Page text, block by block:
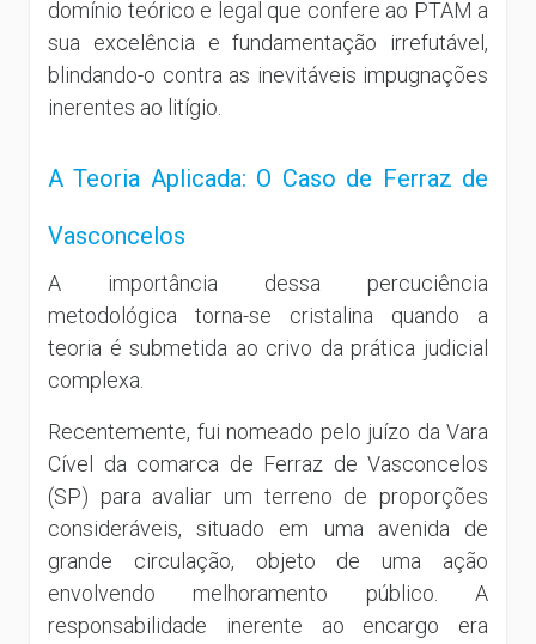
domínio teórico e legal que confere ao PTAM a
sua excelência e fundamentação irrefutável,
blindando-o contra as inevitáveis impugnações
inerentes ao litígio.
A Teoria Aplicada: O Caso de Ferraz de
Vasconcelos
A importância dessa percuciência
metodológica torna-se cristalina quando a
teoria é submetida ao crivo da prática judicial
complexa.
Recentemente, fui nomeado pelo juízo da Vara
Cível da comarca de Ferraz de Vasconcelos
(SP) para avaliar um terreno de proporções
consideráveis, situado em uma avenida de
grande circulação, objeto de uma ação
envolvendo melhoramento público. A
responsabilidade inerente ao encargo era